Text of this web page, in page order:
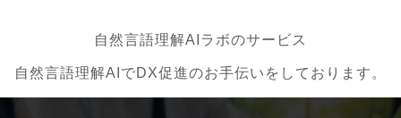
自然言語理解AIラボのサービス
自然言語理解AIでDX促進のお手伝いをしております。